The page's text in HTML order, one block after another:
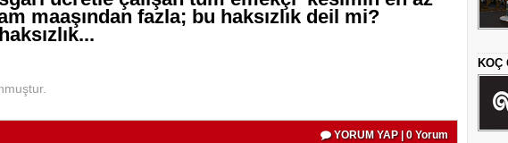
maaşından fazla; bu haksızlık deil mi?
YORUM YAP | 0 Yorum
KOÇ